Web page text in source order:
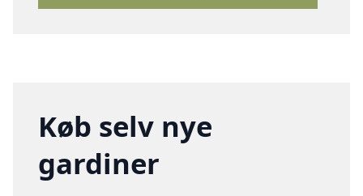
Køb selv nye
gardiner